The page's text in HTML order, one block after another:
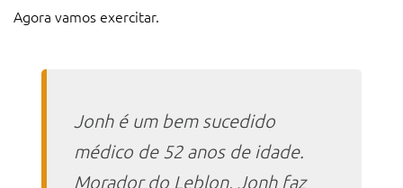
Agora vamos exercitar.
Jonh é um bem sucedido
médico de 52 anos de idade.
Morador do Leblon, Jonh faz